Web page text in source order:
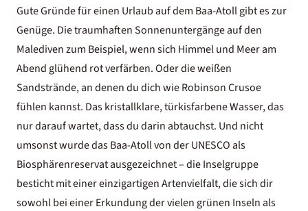
Gute Gründe für einen Urlaub auf dem Baa-Atoll gibt es zur
Genüge. Die traumhaftenSonnenuntergänge auf den
Maledivenzum Beispiel, wenn sich Himmel und Meer am
Abend glühend rot verfärben. Oder die weißen
Sandstrände, an denen du dich wie Robinson Crusoe
fühlen kannst. Das kristallklare, türkisfarbene Wasser, das
nur darauf wartet, dass du darin abtauchst. Und nicht
umsonst wurde das Baa-Atoll von der UNESCO als
Biosphärenreservat ausgezeichnet – die Inselgruppe
besticht mit einer einzigartigen Artenvielfalt, die sich dir
sowohl bei einer Erkundung der vielen grünen Inseln als